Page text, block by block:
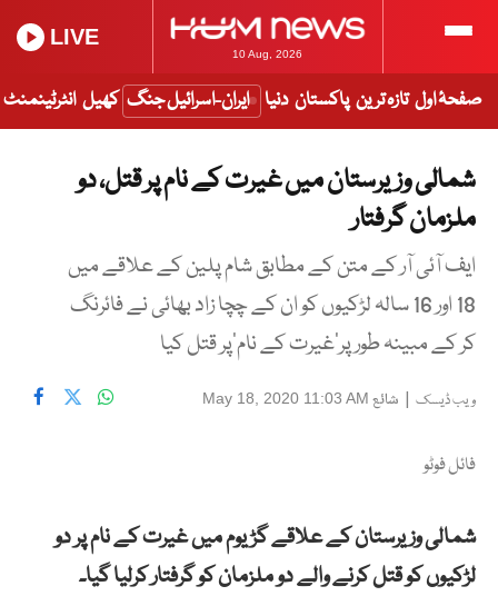
10 Aug, 2026
LIVE
صفحۂ اول تازہ ترین پاکستان دنیا ایران-اسرائیل جنگ کھیل انٹرٹینمنٹ
شمالی وزیرستان میں غیرت کے نام پر قتل، دو
ملزمان گرفتار
ایف آئی آر کے متن کے مطابق شام پلین کے علاقے میں
18 اور 16 سالہ لڑکیوں کو ان کے چچا زاد بھائی نے فائرنگ
کر کے مبینہ طور پر’غیرت کے نام‘پر قتل کیا
ویب ڈیسک | شائع May 18, 2020 11:03 AM
فائل فوٹو
شمالی وزیرستان کے علاقے گڑیوم میں غیرت کے نام پر دو
لڑکیوں کو قتل کرنے والے دو ملزمان کو گرفتار کرلیا گیا۔